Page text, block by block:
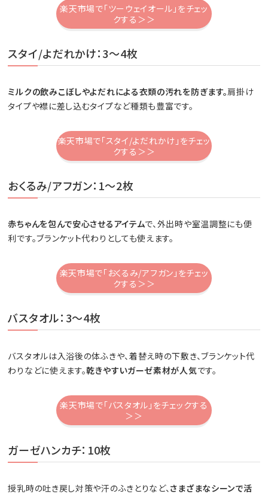
楽天市場で「ツーウェイオール」をチェッ
クする＞＞
スタイ/よだれかけ：3～4枚
ミルクの飲みこぼしやよだれによる衣類の汚れを防ぎます。肩掛け
タイプや襟に差し込むタイプなど種類も豊富です。
楽天市場で「スタイ/よだれかけ」をチェッ
クする＞＞
おくるみ/アフガン：1～2枚
赤ちゃんを包んで安心させるアイテムで、外出時や室温調整にも便
利です。ブランケット代わりとしても使えます。
楽天市場で「おくるみ/アフガン」をチェッ
クする＞＞
バスタオル：3～4枚
バスタオルは入浴後の体ふきや、着替え時の下敷き、ブランケット代
わりなどに使えます。乾きやすいガーゼ素材が人気です。
楽天市場で「バスタオル」をチェックする
＞＞
ガーゼハンカチ：10枚
授乳時の吐き戻し対策や汗のふきとりなど、 さまざまなシーンで活